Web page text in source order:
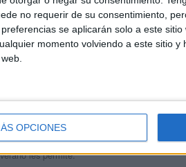
no requerir de su consentimiento,
se aplicarán solo a este
momento volviendo a este sitio
OPCIONES
un blog, es la apuesta personal de dos
son los encargados de los contenidos
la mayor parte del tiempo, que sus
les permite.